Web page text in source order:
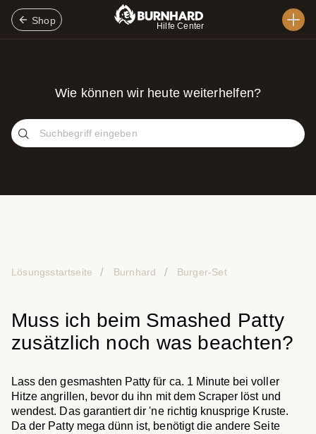
Shop
Hilfe Center
Wie können wir heute weiterhelfen?
Lösungsstartseite Burnhard Burger-Set
Muss ich beim Smashed Patty
zusätzlich noch was beachten?
Lass den gesmashten Patty für ca. 1 Minute bei voller
Hitze angrillen, bevor du ihn mit dem Scraper löst und
wendest. Das garantiert dir 'ne richtig knusprige Kruste.
Da der Patty mega dünn ist, benötigt die andere Seite